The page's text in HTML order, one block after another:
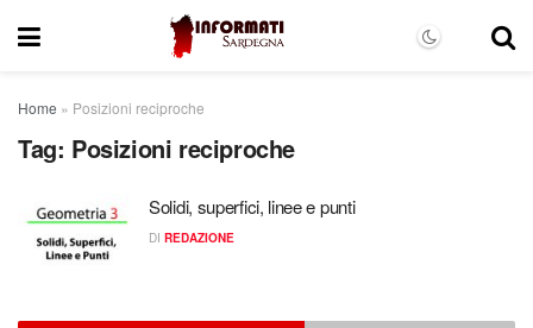
Home » Posizioni reciproche
Tag: Posizioni reciproche
Solidi, superfici, linee e punti
DI REDAZIONE